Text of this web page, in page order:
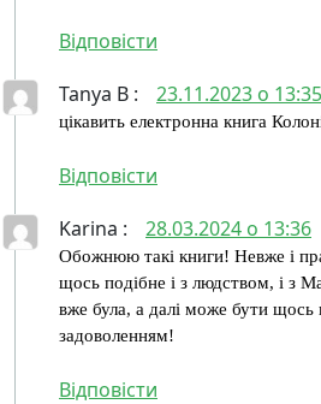
Відповіcти
Tanya B : 23.11.2023 о 13:35
цікавить електронна книга
Відповіcти
Karina : 28.03.2024 о 13:36
Обожнюю такі книги! Невже і
щось подібне і з людством, і з
вже була, а далі може бути щось
задоволенням!
Відповіcти